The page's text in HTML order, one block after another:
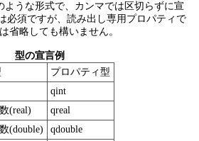
ような形式で、カンマでは区切らずに宣
必須ですが、読み出し専用プロパティで
省略しても構いません。
型の宣言例
プロパティ型
qint
(real)
qreal
(double)
qdouble